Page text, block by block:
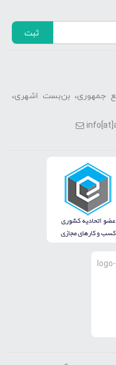
ثبت
جمهوری، بن‌بست اشهری،